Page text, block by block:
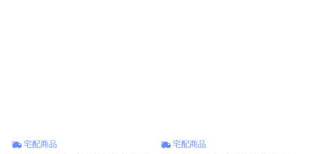
宅配商品 宅配商品